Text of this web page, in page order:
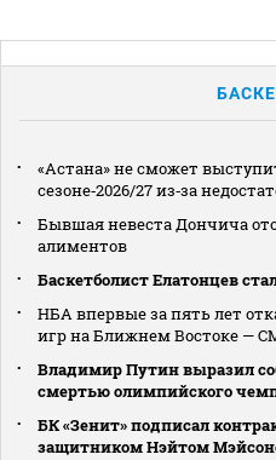
«Астана» не сможет
сезоне‑2026/27 из‑за
Бывшая невеста Дончича
алиментов
Баскетболист Елатонцев
НБА впервые за пять лет
игр на Ближнем Востоке —
Владимир Путин выразил
смертью олимпийского
БК «Зенит» подписал
защитником Нэйтом